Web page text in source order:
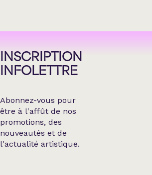
INSCRIPTION
INFOLETTRE
Abonnez-vous pour
être à l'affût de nos
promotions, des
nouveautés et de
l'actualité artistique.